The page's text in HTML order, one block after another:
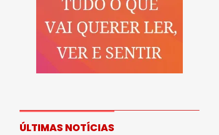
ÚLTIMAS NOTÍCIAS